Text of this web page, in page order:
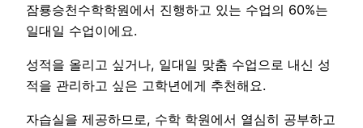
잠룡승천수학학원에서 진행하고 있는 수업의 60%는
일대일 수업이에요.
성적을 올리고 싶거나, 일대일 맞춤 수업으로 내신 성
적을 관리하고 싶은 고학년에게 추천해요.
자습실을 제공하므로, 수학 학원에서 열심히 공부하고